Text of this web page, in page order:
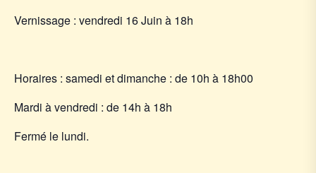
Vernissage : vendredi 16 Juin à 18h
Horaires : samedi et dimanche : de 10h à 18h00
Mardi à vendredi : de 14h à 18h
Fermé le lundi.